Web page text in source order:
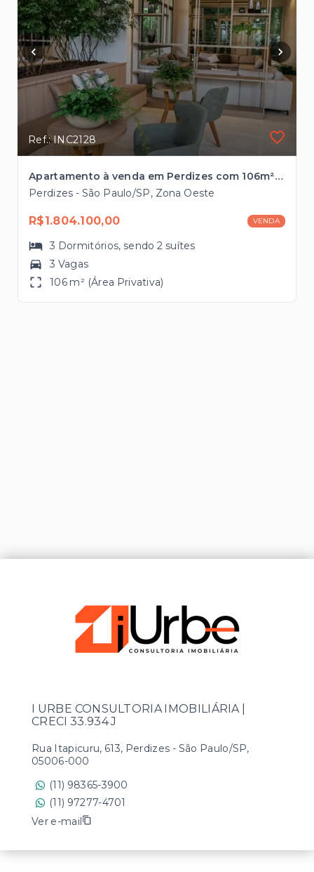
Ref.: INC2128
Apartamento à venda em Perdizes com 106m², 2 vagas pronto para morar
Perdizes - São Paulo/SP, Zona Oeste
R$1.804.100,00 VENDA
3 Dormitórios, sendo2 suítes
3 Vagas
106 m² (Área Privativa)
I URBE CONSULTORIA IMOBILIÁRIA |
CRECI 33.934 J
Rua Itapicuru, 613, Perdizes - São Paulo/SP,
05006-000
(11) 98365-3900
(11) 97277-4701
Ver e-mail